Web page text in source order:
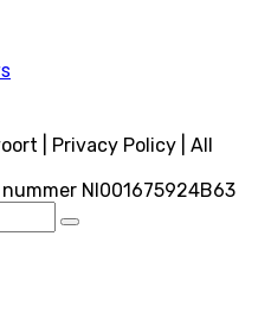
| Privacy Policy | All
Nl001675924B63